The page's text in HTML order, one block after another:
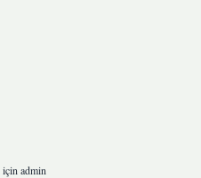
için admin